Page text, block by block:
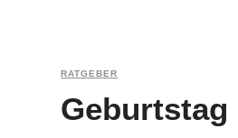
RATGEBER
Geburtstag